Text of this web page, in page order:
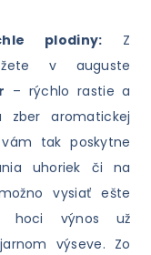
plodiny: Z
v auguste
– rýchlo rastie a
aromatickej
tak poskytne
uhoriek či na
vysiať ešte
hoci výnos už
výseve. Zo